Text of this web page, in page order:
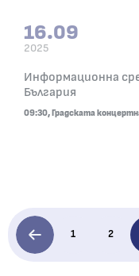
16.09
2025
16.09.2025
Информационна
България09:30,
09:30, Градската
1 2